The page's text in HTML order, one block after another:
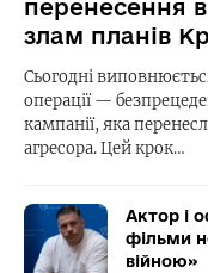
перенесення
злам планів
Сьогодні
операції —
кампанії, яка
агресора. Цей крок…
Актор і
фільми
війною»